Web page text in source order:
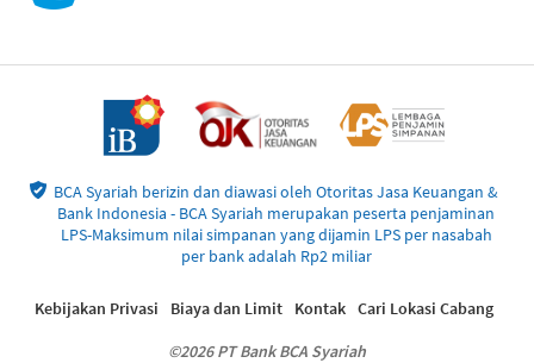
BCA Syariah berizin dan diawasi oleh Otoritas Jasa Keuangan &
Bank Indonesia - BCA Syariah merupakan peserta penjaminan
LPS-Maksimum nilai simpanan yang dijamin LPS per nasabah
per bank adalah Rp2 miliar
©2026 PT Bank BCA Syariah
Kebijakan Privasi Biaya dan Limit Kontak Cari Lokasi Cabang